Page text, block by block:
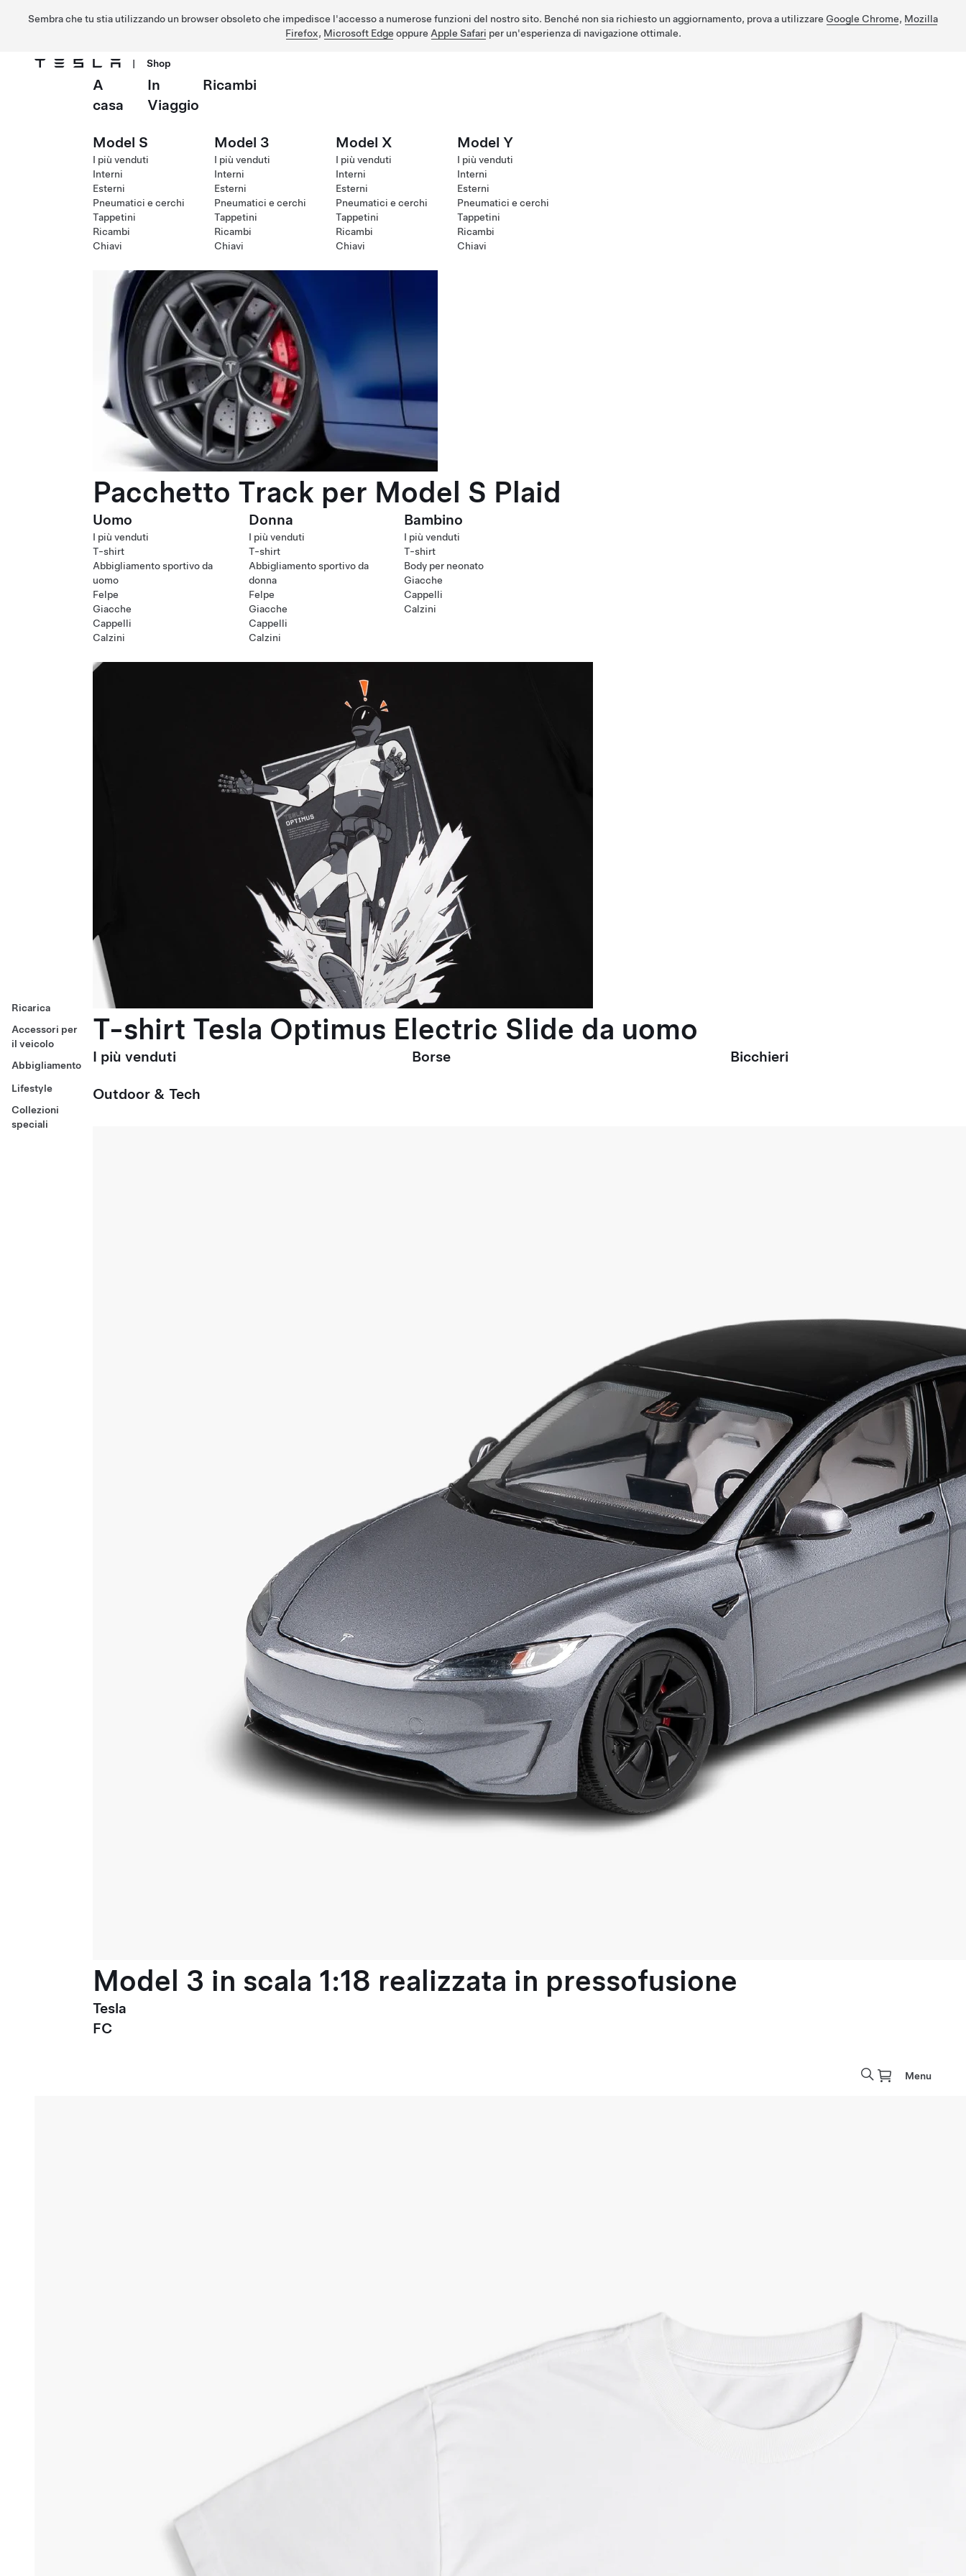
Sembra che tu stia utilizzando un browser obsoleto che impedisce l'accesso a numerose funzioni del nostro sito. Benché non sia richiesto un aggiornamento, prova a utilizzare Google Chrome, Mozilla
Firefox, Microsoft Edge oppure Apple Safari per un'esperienza di navigazione ottimale.
Passa al contenuto principale
| Shop
Ricarica
Accessori per
il veicolo
Abbigliamento
Lifestyle
Collezioni
speciali
A
casa
In
Viaggio
Ricambi
Model S
I più venduti
Interni
Esterni
Pneumatici e cerchi
Tappetini
Ricambi
Chiavi
Model 3
I più venduti
Interni
Esterni
Pneumatici e cerchi
Tappetini
Ricambi
Chiavi
Model X
I più venduti
Interni
Esterni
Pneumatici e cerchi
Tappetini
Ricambi
Chiavi
Model Y
I più venduti
Interni
Esterni
Pneumatici e cerchi
Tappetini
Ricambi
Chiavi
Pacchetto Track per Model S Plaid
Uomo
I più venduti
T-shirt
Abbigliamento sportivo da
uomo
Felpe
Giacche
Cappelli
Calzini
Donna
I più venduti
T-shirt
Abbigliamento sportivo da
donna
Felpe
Giacche
Cappelli
Calzini
Bambino
I più venduti
T-shirt
Body per neonato
Giacche
Cappelli
Calzini
T-shirt Tesla Optimus Electric Slide da uomo
I più venduti Borse Bicchieri
Outdoor & Tech
Model 3 in scala 1:18 realizzata in pressofusione
Tesla
FC
Menu